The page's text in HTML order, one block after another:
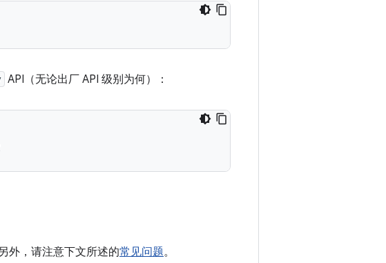
API（无论出厂 API 级别为何）：
外，请注意下文所述的常见问题。